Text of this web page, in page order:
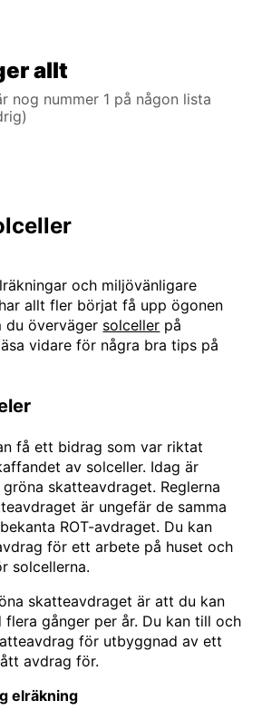
allt
nog nummer 1 på någon lista
och miljövänligare
allt fler börjat få upp ögonen
du överväger solceller på
vidare för några bra tips på
få ett bidrag som var riktat
av solceller. Idag är
skatteavdraget. Reglerna
är ungefär de samma
ROT-avdraget. Du kan
för ett arbete på huset och
solcellerna.
skatteavdraget är att du kan
gånger per år. Du kan till och
för utbyggnad av ett
avdrag för.
elräkning